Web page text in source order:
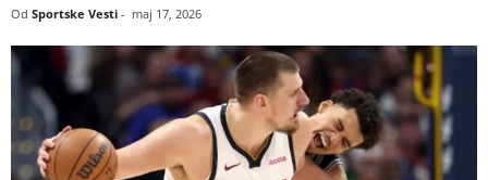
Od Sportske Vesti - maj 17, 2026